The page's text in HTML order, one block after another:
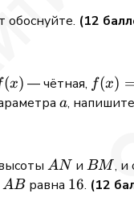
обоснуйте. (12
(x) — чётная, f(x)
=
2ax
+
a^2
f(x)
a
a,
AN
AN иBM
BM, и
AB
ABравна 16
16. (12